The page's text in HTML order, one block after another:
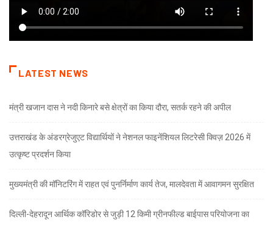
LATEST NEWS
मंत्री खजान दास ने नदी किनारे बसे क्षेत्रों का किया दौरा, सतर्क रहने की अपील
उत्तराखंड के अंडरग्रेजुएट विद्यार्थियों ने नेशनल फाइनेंशियल लिटरेसी क्विज़ 2026 में
उत्कृष्ट प्रदर्शन किया
मुख्यमंत्री की मॉनिटरिंग में राहत एवं पुनर्निर्माण कार्य तेज, मालदेवता में आवागमन सुरक्षित
दिल्ली-देहरादून आर्थिक कॉरिडोर से जुड़ी 12 किमी ग्रीनफील्ड बाईपास परियोजना का